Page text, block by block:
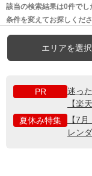
該当の検索結果は0件でし
条件を変えてお探しくださ
エリアを選択
PR
迷っ
【楽
夏休み特集
【7
レン